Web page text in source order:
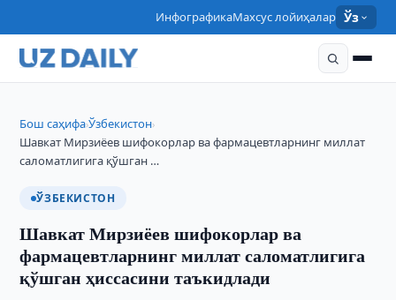
ИнфографикаМахсус лойиҳалар Ўз
Бош саҳифа›Ўзбекистон›
Шавкат Мирзиёев шифокорлар ва фармацевтларнинг миллат
саломатлигига қўшган …
ЎЗБЕКИСТОН
Шавкат Мирзиёев шифокорлар ва
фармацевтларнинг миллат саломатлигига
қўшган ҳиссасини таъкидлади